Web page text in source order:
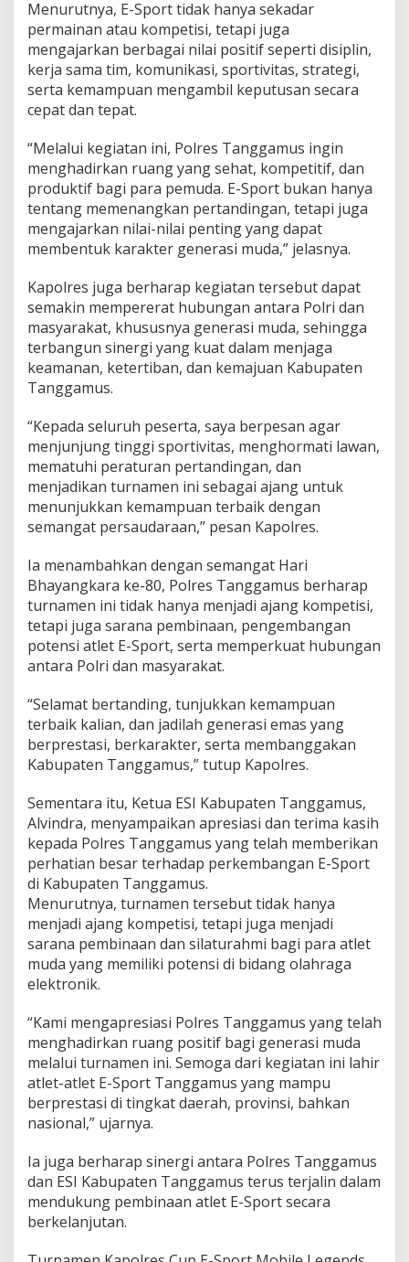
Menurutnya, E-Sport tidak hanya sekadar
permainan atau kompetisi, tetapi juga
mengajarkan berbagai nilai positif seperti disiplin,
kerja sama tim, komunikasi, sportivitas, strategi,
serta kemampuan mengambil keputusan secara
cepat dan tepat.
“Melalui kegiatan ini, Polres Tanggamus ingin
menghadirkan ruang yang sehat, kompetitif, dan
produktif bagi para pemuda. E-Sport bukan hanya
tentang memenangkan pertandingan, tetapi juga
mengajarkan nilai-nilai penting yang dapat
membentuk karakter generasi muda,” jelasnya.
Kapolres juga berharap kegiatan tersebut dapat
semakin mempererat hubungan antara Polri dan
masyarakat, khususnya generasi muda, sehingga
terbangun sinergi yang kuat dalam menjaga
keamanan, ketertiban, dan kemajuan Kabupaten
Tanggamus.
“Kepada seluruh peserta, saya berpesan agar
menjunjung tinggi sportivitas, menghormati lawan,
mematuhi peraturan pertandingan, dan
menjadikan turnamen ini sebagai ajang untuk
menunjukkan kemampuan terbaik dengan
semangat persaudaraan,” pesan Kapolres.
Ia menambahkan dengan semangat Hari
Bhayangkara ke-80, Polres Tanggamus berharap
turnamen ini tidak hanya menjadi ajang kompetisi,
tetapi juga sarana pembinaan, pengembangan
potensi atlet E-Sport, serta memperkuat hubungan
antara Polri dan masyarakat.
“Selamat bertanding, tunjukkan kemampuan
terbaik kalian, dan jadilah generasi emas yang
berprestasi, berkarakter, serta membanggakan
Kabupaten Tanggamus,” tutup Kapolres.
Sementara itu, Ketua ESI Kabupaten Tanggamus,
Alvindra, menyampaikan apresiasi dan terima kasih
kepada Polres Tanggamus yang telah memberikan
perhatian besar terhadap perkembangan E-Sport
di Kabupaten Tanggamus.
Menurutnya, turnamen tersebut tidak hanya
menjadi ajang kompetisi, tetapi juga menjadi
sarana pembinaan dan silaturahmi bagi para atlet
muda yang memiliki potensi di bidang olahraga
elektronik.
“Kami mengapresiasi Polres Tanggamus yang telah
menghadirkan ruang positif bagi generasi muda
melalui turnamen ini. Semoga dari kegiatan ini lahir
atlet-atlet E-Sport Tanggamus yang mampu
berprestasi di tingkat daerah, provinsi, bahkan
nasional,” ujarnya.
Ia juga berharap sinergi antara Polres Tanggamus
dan ESI Kabupaten Tanggamus terus terjalin dalam
mendukung pembinaan atlet E-Sport secara
berkelanjutan.